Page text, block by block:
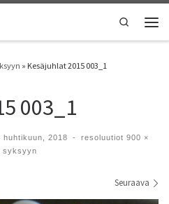
Search
» Kesäjuhlat 2015 003_1
003_1
huhtikuun, 2018 - resoluutiot 900 ×
syksyyn
Seuraava